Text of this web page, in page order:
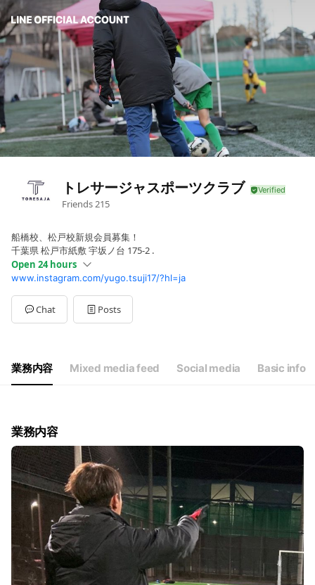
トレサージャスポーツクラブ
Friends215
船橋校、松戸校新規会員募集！
千葉県 松戸市紙敷 宇坂ノ台 175-2 .
Open 24 hours
Sun00:00 - 00:00,00:00 - 00:00
Mon00:00 - 00:00
Tue00:00 - 00:00
Wed00:00 - 00:00
Sat00:00 - 00:00
www.instagram.com/yugo.tsuji17/?hl=ja
Chat Posts
業務内容 Mixed media feed Social media Basic info
業務内容